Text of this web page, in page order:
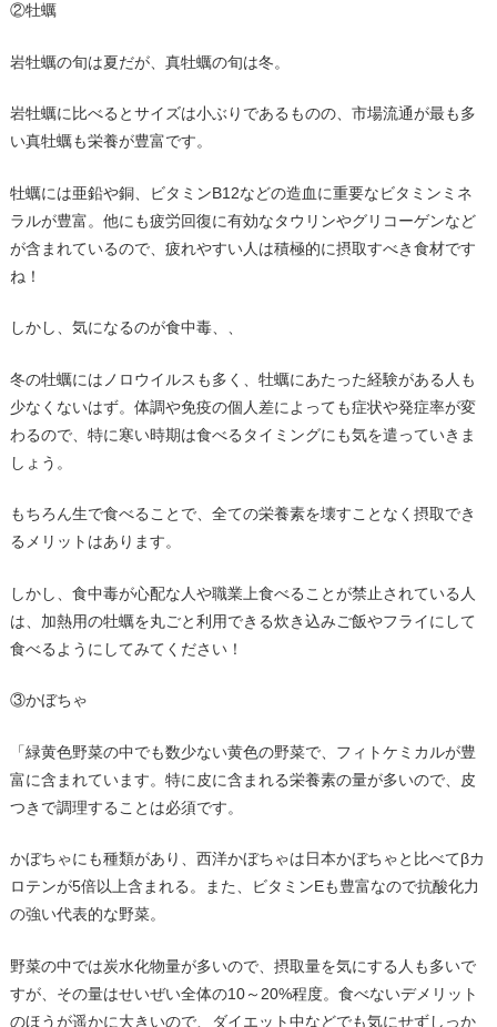
②牡蠣
岩牡蠣の旬は夏だが、真牡蠣の旬は冬。
岩牡蠣に比べるとサイズは小ぶりであるものの、市場流通が最も多
い真牡蠣も栄養が豊富です。
牡蠣には亜鉛や銅、ビタミンB12などの造血に重要なビタミンミネ
ラルが豊富。他にも疲労回復に有効なタウリンやグリコーゲンなど
が含まれているので、疲れやすい人は積極的に摂取すべき食材です
ね！
しかし、気になるのが食中毒、、
冬の牡蠣にはノロウイルスも多く、牡蠣にあたった経験がある人も
少なくないはず。体調や免疫の個人差によっても症状や発症率が変
わるので、特に寒い時期は食べるタイミングにも気を遣っていきま
しょう。
もちろん生で食べることで、全ての栄養素を壊すことなく摂取でき
るメリットはあります。
しかし、食中毒が心配な人や職業上食べることが禁止されている人
は、加熱用の牡蠣を丸ごと利用できる炊き込みご飯やフライにして
食べるようにしてみてください！
③かぼちゃ
「緑黄色野菜の中でも数少ない黄色の野菜で、フィトケミカルが豊
富に含まれています。特に皮に含まれる栄養素の量が多いので、皮
つきで調理することは必須です。
かぼちゃにも種類があり、西洋かぼちゃは日本かぼちゃと比べてβカ
ロテンが5倍以上含まれる。また、ビタミンEも豊富なので抗酸化力
の強い代表的な野菜。
野菜の中では炭水化物量が多いので、摂取量を気にする人も多いで
すが、その量はせいぜい全体の10～ 20%程度。食べないデメリット
のほうが遥かに大きいので、ダイエット中などでも気にせずしっか